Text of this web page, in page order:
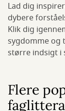
Lad dig
dybere
Klik dig
sygdomme og
større indsigt i
Flere